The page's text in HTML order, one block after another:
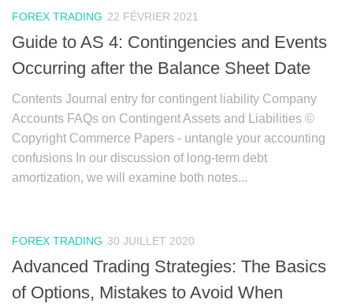
FOREX TRADING 22 FÉVRIER 2021
Guide to AS 4: Contingencies and Events
Occurring after the Balance Sheet Date
Contents Journal entry for contingent liability Company
Accounts FAQs on Contingent Assets and Liabilities ©
Copyright Commerce Papers ‑ untangle your accounting
confusions In our discussion of long-term debt
amortization, we will examine both notes...
FOREX TRADING 30 JUILLET 2020
Advanced Trading Strategies: The Basics
of Options, Mistakes to Avoid When